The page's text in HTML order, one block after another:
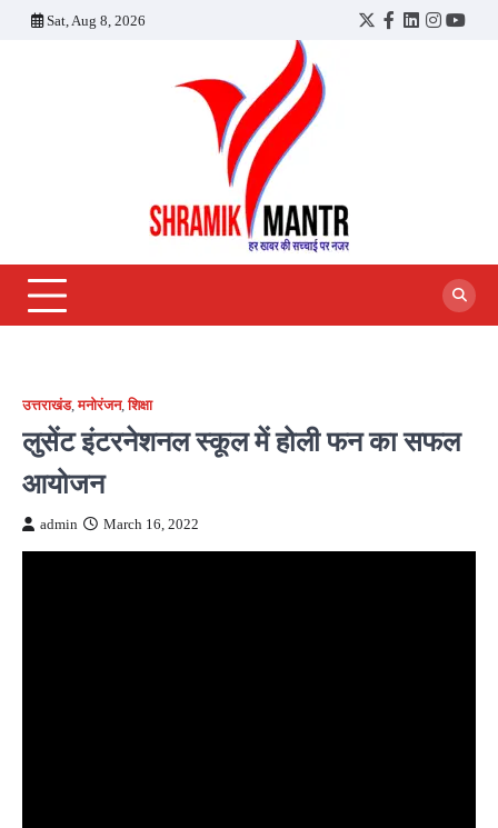
Sat, Aug 8, 2026
Twitter
Facebook
LinkedIn
उत्तराखंड,मनोरंजन,शिक्षा
लुसेंट इंटरनेशनल स्कूल में होली फन का सफल
आयोजन
admin March 16, 2022